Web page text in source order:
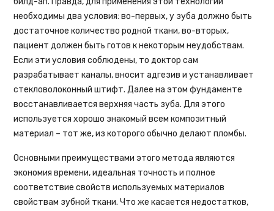
необходимы два условия: во-первых, у зуба должно быть
достаточное количество родной ткани, во-вторых,
пациент должен быть готов к некоторым неудобствам.
Если эти условия соблюдены, то доктор сам
разрабатывает каналы, вносит адгезив и устанавливает
стекловолоконный штифт. Далее на этом фундаменте
восстанавливается верхняя часть зуба. Для этого
используется хорошо знакомый всем композитный
материал – тот же, из которого обычно делают пломбы.
Основными преимуществами этого метода являются
экономия времени, идеальная точность и полное
соответствие свойств используемых материалов
свойствам зубной ткани. Что же касается недостатков,